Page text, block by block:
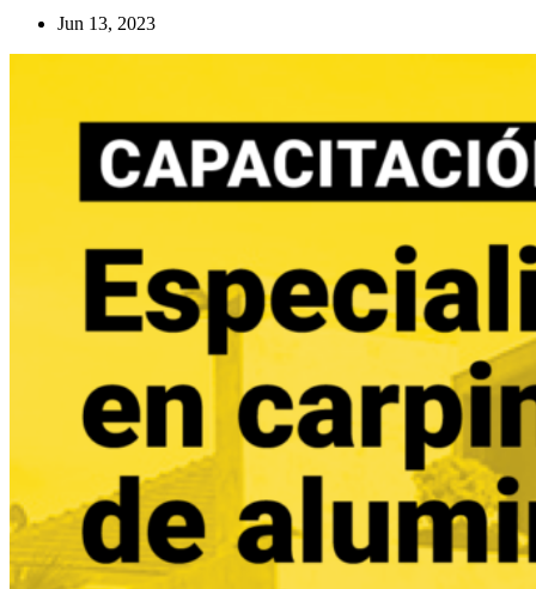
Jun 13, 2023